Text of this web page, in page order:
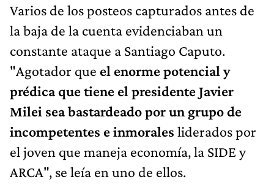
Varios de los posteos capturados antes de
la baja de la cuenta evidenciaban un
constante ataque a Santiago Caputo.
"Agotador que el enorme potencial y
prédica que tiene el presidente Javier
Milei sea bastardeado por un grupo de
incompetentes e inmorales liderados por
el joven que maneja economía, la SIDE y
ARCA", se leía en uno de ellos.